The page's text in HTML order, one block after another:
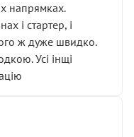
напрямках.
і стартер, і
ж дуже швидко.
Усі інщі